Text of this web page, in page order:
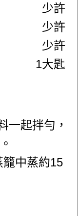
少許
少許
少許
1大匙
一起拌勻，
中蒸約15